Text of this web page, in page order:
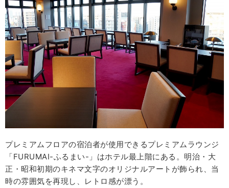
プレミアムフロアの宿泊者が使用できるプレミアムラウンジ
「FURUMAI-ふるまい-」はホテル最上階にある。明治・大
正・昭和初期のキネマ文字のオリジナルアートが飾られ、当
時の雰囲気を再現し、レトロ感が漂う。